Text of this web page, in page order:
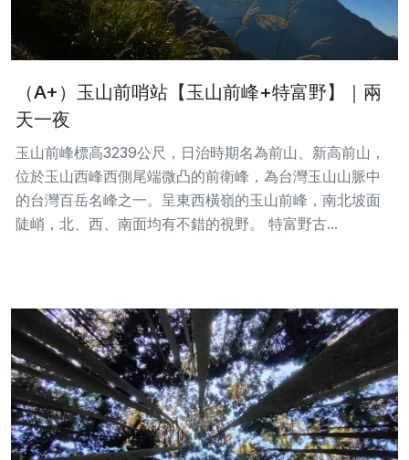
（A+）玉山前哨站【玉山前峰+特富野】｜兩
天一夜
玉山前峰標高3239公尺，日治時期名為前山、新高前山，
位於玉山西峰西側尾端微凸的前衛峰，為台灣玉山山脈中
的台灣百岳名峰之一。呈東西橫嶺的玉山前峰，南北坡面
陡峭，北、西、南面均有不錯的視野。 特富野古...